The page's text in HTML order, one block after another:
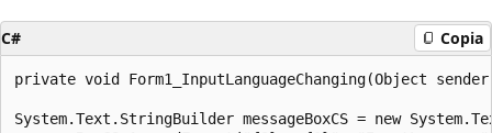
C# Copia
private void Form1_InputLanguageChanging(Object
System.Text.StringBuilder messageBoxCS = new